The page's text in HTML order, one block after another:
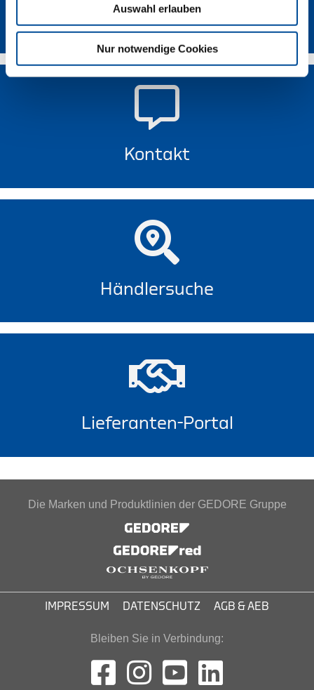
Auswahl erlauben
Nur notwendige Cookies
Newsletter
Kontakt
Händlersuche
Lieferanten-Portal
Die Marken und Produktlinien der GEDORE Gruppe
IMPRESSUM DATENSCHUTZ AGB & AEB
Bleiben Sie in Verbindung: